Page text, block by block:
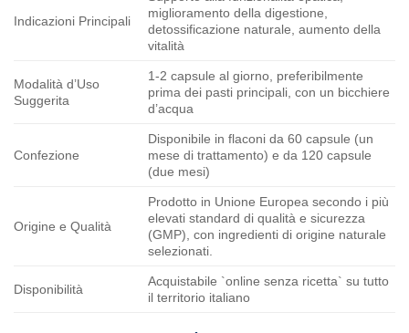
Indicazioni Principali
miglioramento della digestione,
detossificazione naturale, aumento della
vitalità
Modalità d’Uso
Suggerita
1-2 capsule al giorno, preferibilmente
prima dei pasti principali, con un bicchiere
d’acqua
Confezione
Disponibile in flaconi da 60 capsule (un
mese di trattamento) e da 120 capsule
(due mesi)
Origine e Qualità
Prodotto in Unione Europea secondo i più
elevati standard di qualità e sicurezza
(GMP), con ingredienti di origine naturale
selezionati.
Disponibilità
Acquistabile `online senza ricetta` su tutto
il territorio italiano